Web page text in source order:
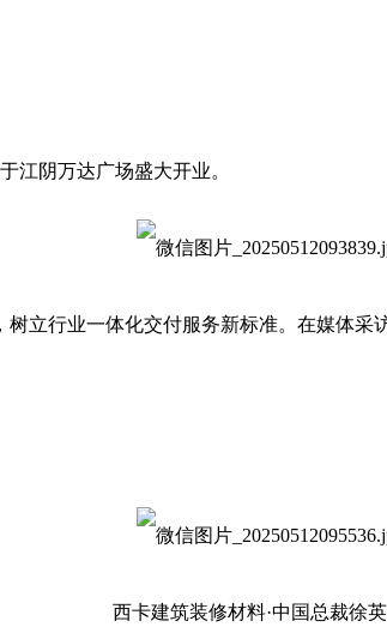
阴万达广场盛大开业。
行业一体化交付服务新标准。在媒体采
西卡建筑装修材料·中国总裁徐